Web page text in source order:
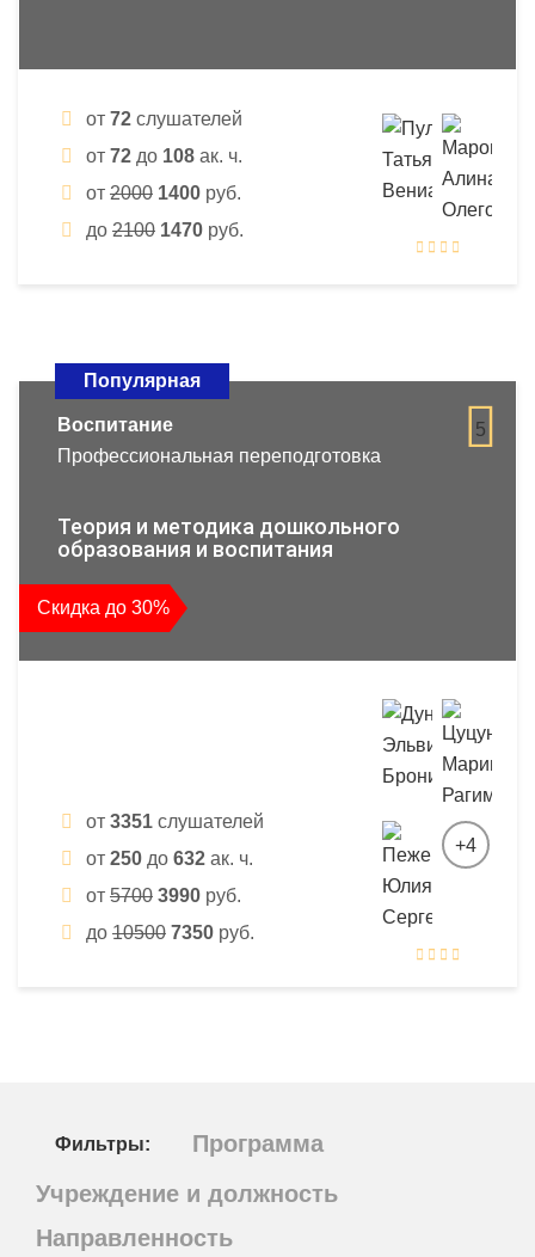
от 72 слушателей
от 72 до 108 ак. ч.
от 2000 1400 руб.
до 2100 1470 руб.
Популярная
5
Воспитание
Профессиональная переподготовка
Теория и методика дошкольного
образования и воспитания
Скидка до 30%
от 3351 слушателей
от 250 до 632 ак. ч.
от 5700 3990 руб.
до 10500 7350 руб.
+4
Фильтры:
Программа
Учреждение и должность
Направленность